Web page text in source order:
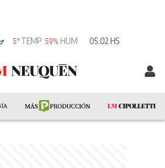
5° TEMP 59% HUM 05:02 HS